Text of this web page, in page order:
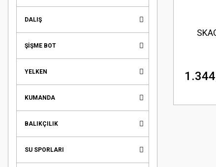
DALIŞ
ŞİŞME BOT
YELKEN
KUMANDA
BALIKÇILIK
SU SPORLARI